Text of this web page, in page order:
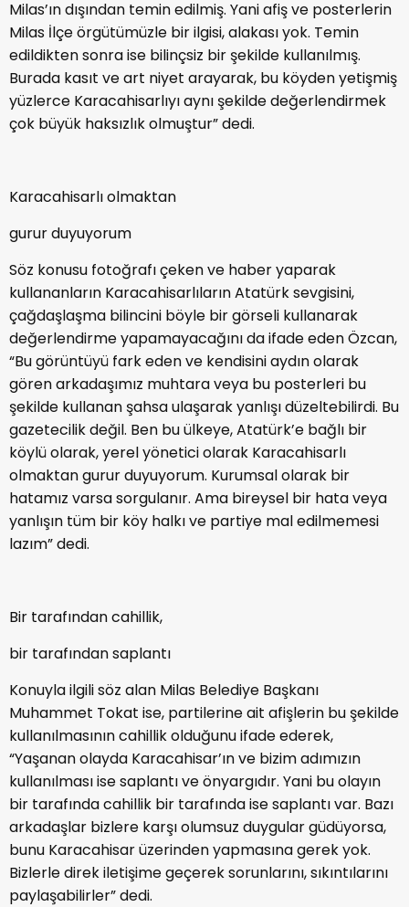
Milas’ın dışından temin edilmiş. Yani afiş ve posterlerin
Milas İlçe örgütümüzle bir ilgisi, alakası yok. Temin
edildikten sonra ise bilinçsiz bir şekilde kullanılmış.
Burada kasıt ve art niyet arayarak, bu köyden yetişmiş
yüzlerce Karacahisarlıyı aynı şekilde değerlendirmek
çok büyük haksızlık olmuştur” dedi.
Karacahisarlı olmaktan
gurur duyuyorum
Söz konusu fotoğrafı çeken ve haber yaparak
kullananların Karacahisarlıların Atatürk sevgisini,
çağdaşlaşma bilincini böyle bir görseli kullanarak
değerlendirme yapamayacağını da ifade eden Özcan,
“Bu görüntüyü fark eden ve kendisini aydın olarak
gören arkadaşımız muhtara veya bu posterleri bu
şekilde kullanan şahsa ulaşarak yanlışı düzeltebilirdi. Bu
gazetecilik değil. Ben bu ülkeye, Atatürk’e bağlı bir
köylü olarak, yerel yönetici olarak Karacahisarlı
olmaktan gurur duyuyorum. Kurumsal olarak bir
hatamız varsa sorgulanır. Ama bireysel bir hata veya
yanlışın tüm bir köy halkı ve partiye mal edilmemesi
lazım” dedi.
Bir tarafından cahillik,
bir tarafından saplantı
Konuyla ilgili söz alan Milas Belediye Başkanı
Muhammet Tokat ise, partilerine ait afişlerin bu şekilde
kullanılmasının cahillik olduğunu ifade ederek,
“Yaşanan olayda Karacahisar’ın ve bizim adımızın
kullanılması ise saplantı ve önyargıdır. Yani bu olayın
bir tarafında cahillik bir tarafında ise saplantı var. Bazı
arkadaşlar bizlere karşı olumsuz duygular güdüyorsa,
bunu Karacahisar üzerinden yapmasına gerek yok.
Bizlerle direk iletişime geçerek sorunlarını, sıkıntılarını
paylaşabilirler” dedi.